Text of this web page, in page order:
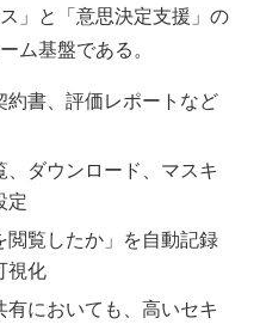
」と「意思決定支援」の
ム基盤である。
書、評価レポートなど
ダウンロード、マスキ
定
閲覧したか」を自動記録
視化
においても、高いセキ